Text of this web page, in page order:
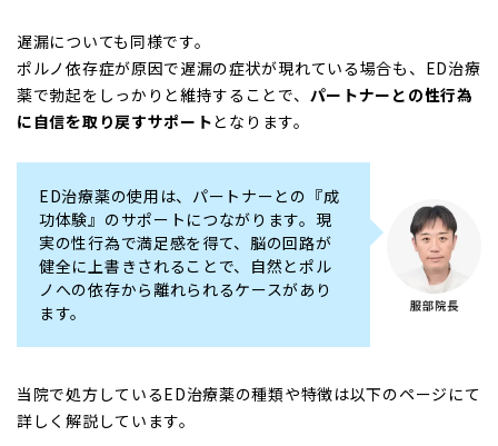
遅漏についても同様です。
ポルノ依存症が原因で遅漏の症状が現れている場合も、ED治療
薬で勃起をしっかりと維持することで、 パートナーとの性行為
に自信を取り戻すサポートとなります。
ED治療薬の使用は、パートナーとの『成
功体験』のサポートにつながります。現
実の性行為で満足感を得て、脳の回路が
健全に上書きされることで、自然とポル
ノへの依存から離れられるケースがあり
ます。
当院で処方しているED治療薬の種類や特徴は以下のページにて
詳しく解説しています。